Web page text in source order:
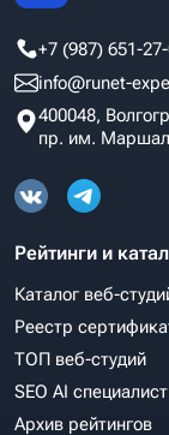
+7 (987) 651-
info@runet-
400048,
пр. им.
Рейтинги и
Каталог веб-
Реестр
ТОП веб-студий
SEO AI
Архив рейтингов